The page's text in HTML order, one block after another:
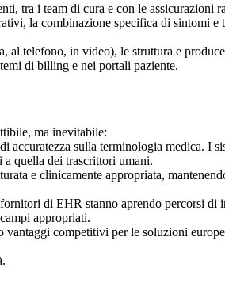
tra i team di cura e con le assicurazioni
la combinazione specifica di sintomi e
telefono, in video), le struttura e
di billing e nei portali paziente.
ma inevitabile:
accuratezza sulla terminologia medica. I
quella dei trascrittori umani.
e clinicamente appropriata,
di EHR stanno aprendo percorsi di
appropriati.
competitivi per le soluzioni